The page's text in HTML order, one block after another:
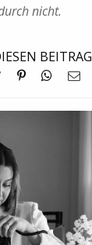
nicht.
BEITRAG